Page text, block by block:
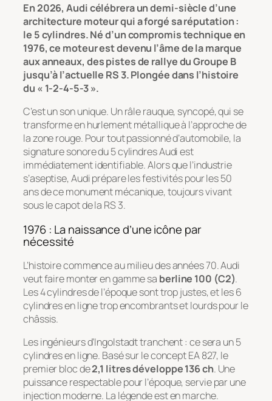
En 2026, Audi célébrera un demi-siècle d’une
architecture moteur qui a forgé sa réputation :
le 5 cylindres. Né d’un compromis technique en
1976, ce moteur est devenu l’âme de la marque
aux anneaux, des pistes de rallye du Groupe B
jusqu’à l’actuelle RS 3. Plongée dans l’histoire
du « 1-2-4-5-3 ».
C’est un son unique. Un râle rauque, syncopé, qui se
transforme en hurlement métallique à l’approche de
la zone rouge. Pour tout passionné d’automobile, la
signature sonore du 5 cylindres Audi est
immédiatement identifiable. Alors que l’industrie
s’aseptise, Audi prépare les festivités pour les 50
ans de ce monument mécanique, toujours vivant
sous le capot de la RS 3.
1976 : La naissance d’une icône par
nécessité
L’histoire commence au milieu des années 70. Audi
veut faire monter en gamme sa berline 100 (C2).
Les 4 cylindres de l’époque sont trop justes, et les 6
cylindres en ligne trop encombrants et lourds pour le
châssis.
Les ingénieurs d’Ingolstadt tranchent : ce sera un 5
cylindres en ligne. Basé sur le concept EA 827, le
premier bloc de2,1 litres développe 136 ch. Une
puissance respectable pour l’époque, servie par une
injection moderne. La légende est en marche.